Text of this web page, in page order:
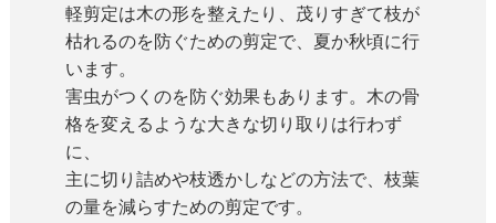
軽剪定は木の形を整えたり、茂りすぎて枝が
枯れるのを防ぐための剪定で、夏か秋頃に行
います。
害虫がつくのを防ぐ効果もあります。木の骨
格を変えるような大きな切り取りは行わず
に、
主に切り詰めや枝透かしなどの方法で、枝葉
の量を減らすための剪定です。